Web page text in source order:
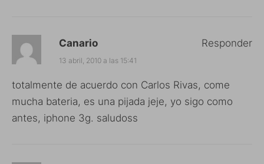
Canario
13 abril, 2010 a las 15:41
totalmente de acuerdo con Carlos Rivas, come
mucha bateria, es una pijada jeje, yo sigo como
antes, iphone 3g. saludoss
Responder